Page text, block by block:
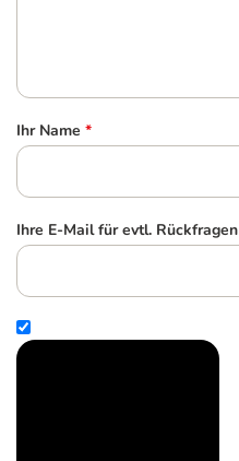
Ihr Name *
Ihre E-Mail für evtl. Rückfragen